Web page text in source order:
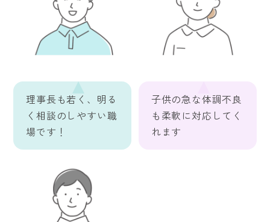
理事長も若く、明る
く相談のしやすい職
場です！
子供の急な体調不良
も柔軟に対応してく
れます